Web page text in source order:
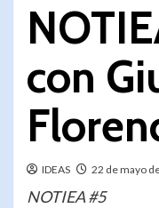
con
IDEAS 22 de mayo
NOTIEA #5